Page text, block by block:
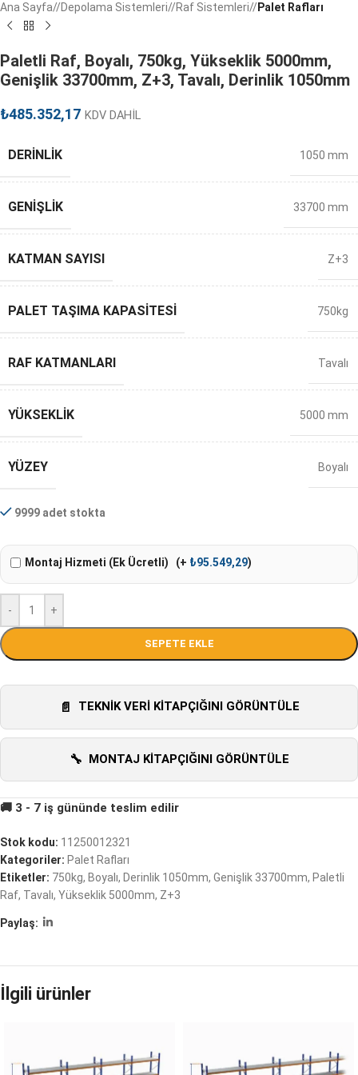
Ana Sayfa/ Depolama Sistemleri/ Raf Sistemleri/ Palet Rafları
Paletli Raf, Boyalı, 750kg, Yükseklik 5000mm,
Genişlik 33700mm, Z+3, Tavalı, Derinlik 1050mm
₺485.352,17 KDV DAHİL
DERINLIK 1050 mm
GENIŞLIK 33700 mm
KATMAN SAYISI Z+3
PALET TAŞIMA KAPASITESI 750kg
RAF KATMANLARI Tavalı
YÜKSEKLIK 5000 mm
YÜZEY Boyalı
9999 adet stokta
Montaj Hizmeti (Ek Ücretli) (+ ₺95.549,29)
- +
SEPETE EKLE
TEKNIK VERI KITAPÇIĞINI GÖRÜNTÜLE
MONTAJ KITAPÇIĞINI GÖRÜNTÜLE
Stok kodu: 11250012321
Kategoriler: Palet Rafları
Etiketler: 750kg, Boyalı, Derinlik 1050mm, Genişlik 33700mm, Paletli
Raf, Tavalı, Yükseklik 5000mm, Z+3
Paylaş:
İlgili ürünler